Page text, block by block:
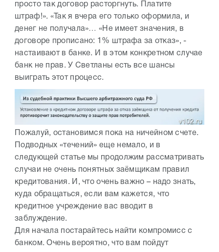
просто так договор расторгнуть. Платите
штраф!». «Так я вчера его только оформила, и
денег не получала»… «Не имеет значения, в
договоре прописано: 1% штрафа за отказ», -
настаивают в банке. И в этом конкретном случае
банк не прав. У Светланы есть все шансы
выиграть этот процесс.
Пожалуй, остановимся пока на ничейном счете.
Подводных «течений» еще немало, и в
следующей статье мы продолжим рассматривать
случаи не очень понятных заёмщикам правил
кредитования. И, что очень важно – надо знать,
куда обращаться, если вам кажется, что
кредитное учреждение вас вводит в
заблуждение.
Для начала постарайтесь найти компромисс с
банком. Очень вероятно, что вам пойдут